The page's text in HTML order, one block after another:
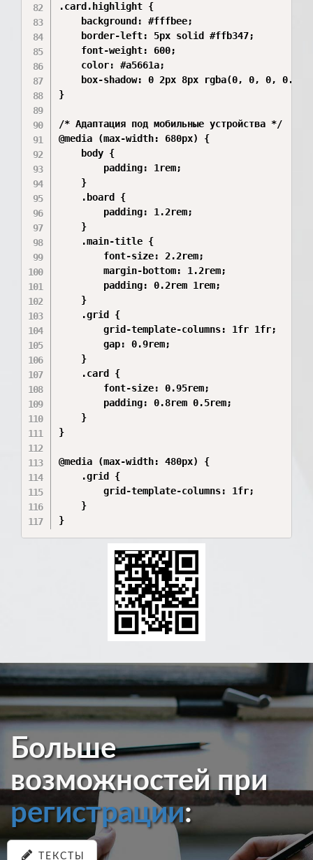
.card.highlight {
    background: #fffbee;
    border-left: 5px solid #ffb347;
    font-weight: 600;
    color: #a5661a;
box-shadow: 0 2px 8px rgba(0, 0, 0,
}
/* Адаптация под мобильные устройства */
@media (max-width: 680px) {
    body {
        padding: 1rem;
    }
    .board {
        padding: 1.2rem;
    }
    .main-title {
        font-size: 2.2rem;
        margin-bottom: 1.2rem;
        padding: 0.2rem 1rem;
    }
    .grid {
        grid-template-columns: 1fr 1fr;
        gap: 0.9rem;
    }
    .card {
        font-size: 0.95rem;
        padding: 0.8rem 0.5rem;
    }
}
@media (max-width: 480px) {
    .grid {
        grid-template-columns: 1fr;
    }
}
Больше
возможностей при
регистрации:
ТЕКСТЫ